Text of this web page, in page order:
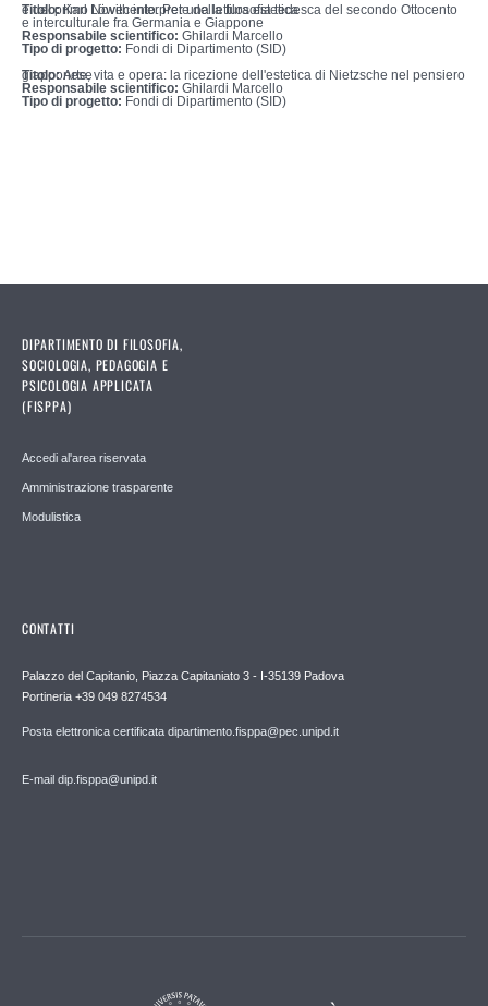
Titolo:
Karl Löwith interprete della filosofia tedesca del secondo Ottocento e del primo Novecento. Per una lettura estetica
e interculturale fra Germania e Giappone
Responsabile scientifico: Ghilardi Marcello
Tipo di progetto: Fondi di Dipartimento (SID)
Titolo:
Arte, vita e opera: la ricezione dell'estetica di Nietzsche nel pensiero giapponese
Responsabile scientifico: Ghilardi Marcello
Tipo di progetto: Fondi di Dipartimento (SID)
DIPARTIMENTO DI FILOSOFIA,
SOCIOLOGIA, PEDAGOGIA E
PSICOLOGIA APPLICATA
(FISPPA)
Accedi al'area riservata
Amministrazione trasparente
Modulistica
CONTATTI
Palazzo del Capitanio, Piazza Capitaniato 3 - I-35139 Padova
Portineria +39 049 8274534
Posta elettronica certificata dipartimento.fisppa@pec.unipd.it
E-mail dip.fisppa@unipd.it